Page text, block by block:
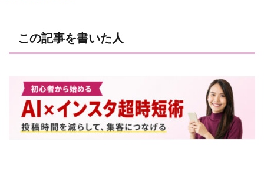
この記事を書いた人